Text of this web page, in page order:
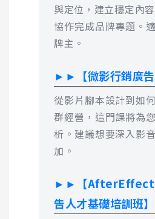
與定位，建立穩定內
協作完成品牌專題。
牌主。
►►【微影行銷廣告
從影片腳本設計到如
群經營，這門課將為
析。建議想要深入影
加。
►►【AfterEffect
告人才基礎培訓班】